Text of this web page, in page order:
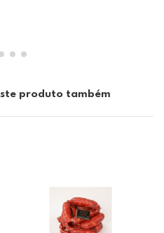
produto também